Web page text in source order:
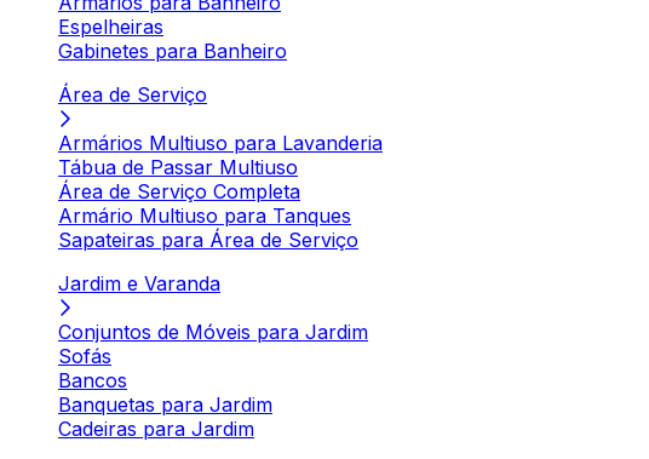
Espelheiras
Gabinetes para Banheiro
Área de Serviço
Armários Multiuso para Lavanderia
Tábua de Passar Multiuso
Área de Serviço Completa
Armário Multiuso para Tanques
Sapateiras para Área de Serviço
Jardim e Varanda
Conjuntos de Móveis para Jardim
Sofás
Bancos
Banquetas para Jardim
Cadeiras para Jardim